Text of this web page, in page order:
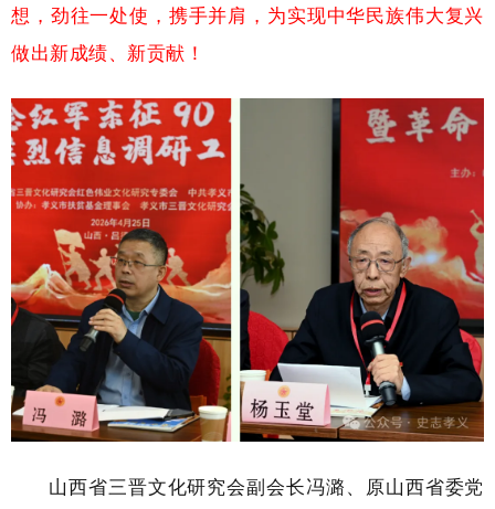
想，劲往一处使，携手并肩，为实现中华民族伟大复兴
做出新成绩、新贡献！
山西省三晋文化研究会副会长冯潞、原山西省委党